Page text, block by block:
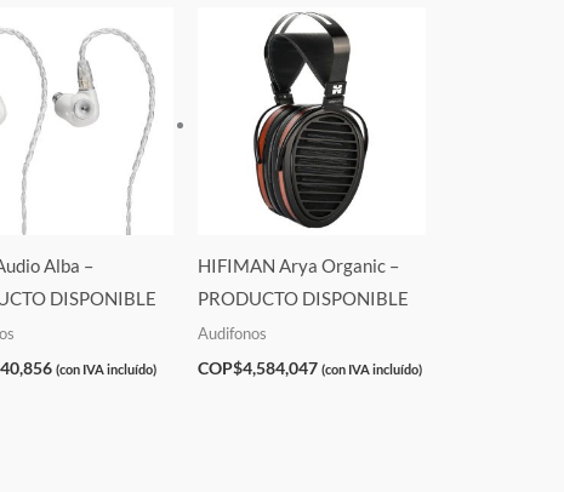
Alba –
DISPONIBLE
(con IVA incluído)
HIFIMAN Arya Organic –
PRODUCTO DISPONIBLE
Audifonos
COP$4,584,047 (con IVA incluído)